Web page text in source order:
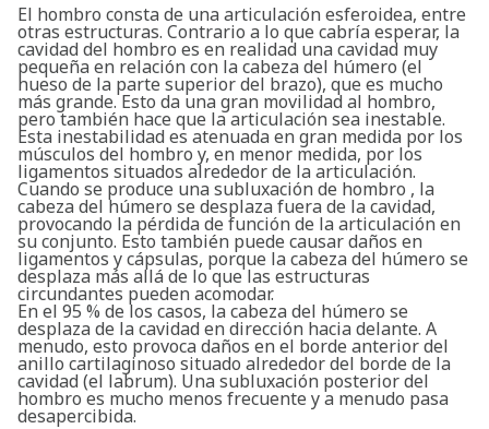
El hombro consta de una articulación esferoidea, entre
otras estructuras. Contrario a lo que cabría esperar, la
cavidad del hombro es en realidad una cavidad muy
pequeña en relación con la cabeza del húmero (el
hueso de la parte superior del brazo), que es mucho
más grande. Esto da una gran movilidad al hombro,
pero también hace que la articulación sea inestable.
Esta inestabilidad es atenuada en gran medida por los
músculos del hombro y, en menor medida, por los
ligamentos situados alrededor de la articulación.
Cuando se produce una subluxación de hombro , la
cabeza del húmero se desplaza fuera de la cavidad,
provocando la pérdida de función de la articulación en
su conjunto. Esto también puede causar daños en
ligamentos y cápsulas, porque la cabeza del húmero se
desplaza más allá de lo que las estructuras
circundantes pueden acomodar.
En el 95 % de los casos, la cabeza del húmero se
desplaza de la cavidad en dirección hacia delante. A
menudo, esto provoca daños en el borde anterior del
anillo cartilaginoso situado alrededor del borde de la
cavidad (el labrum). Una subluxación posterior del
hombro es mucho menos frecuente y a menudo pasa
desapercibida.